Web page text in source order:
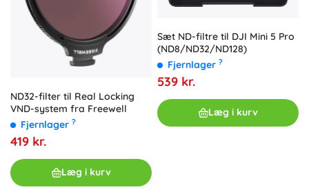
ND32-filter til Real Locking
VND-system fra Freewell
Fjernlager ?
419 kr.
Læg i kurv
Sæt ND-filtre til DJI Mini 5 Pro
(ND8/ND32/ND128)
Fjernlager ?
539 kr.
Læg i kurv